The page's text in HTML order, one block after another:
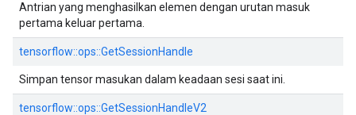
Antrian yang menghasilkan elemen dengan urutan masuk
pertama keluar pertama.
tensorflow::ops::GetSessionHandle
Simpan tensor masukan dalam keadaan sesi saat ini.
tensorflow::ops::GetSessionHandleV2